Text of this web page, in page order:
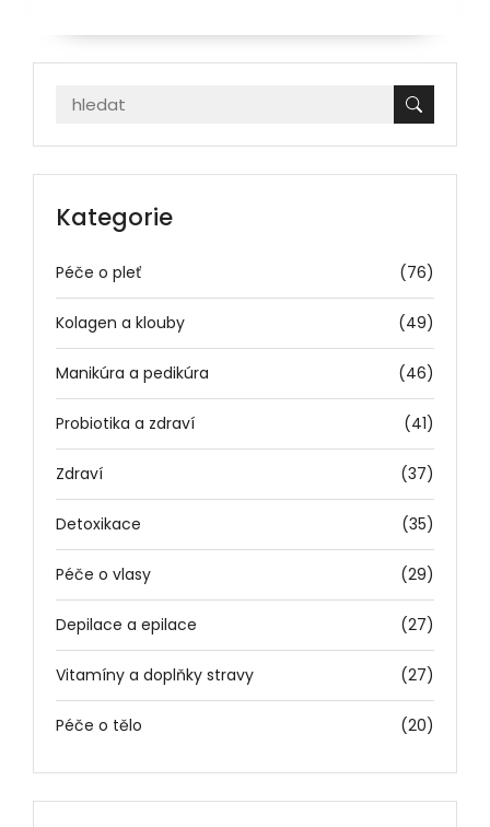
Kategorie
Péče o pleť (76)
Kolagen a klouby (49)
Manikúra a pedikúra (46)
Probiotika a zdraví (41)
Zdraví (37)
Detoxikace (35)
Péče o vlasy (29)
Depilace a epilace (27)
Vitamíny a doplňky stravy (27)
Péče o tělo (20)